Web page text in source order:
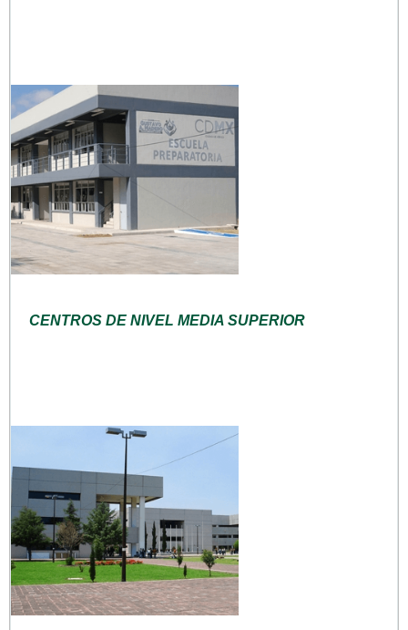
CENTROS DE NIVEL MEDIA SUPERIOR